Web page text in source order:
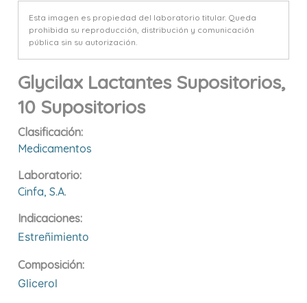
Esta imagen es propiedad del laboratorio titular. Queda
prohibida su reproducción, distribución y comunicación
pública sin su autorización.
Glycilax Lactantes Supositorios,
10 Supositorios
Clasificación:
Medicamentos
Laboratorio:
Cinfa, S.a.
Indicaciones:
Estreñimiento
Composición:
Glicerol